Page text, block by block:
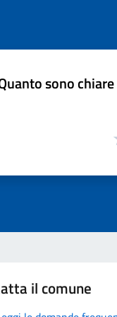
sono
il comune